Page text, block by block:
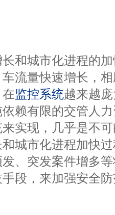
城市化进程的加
流量快速增长，
监控系统越来越
赖有限的交管人
实现，几乎是不
城市化进程加快
、突发案件增多
段，来加强安全